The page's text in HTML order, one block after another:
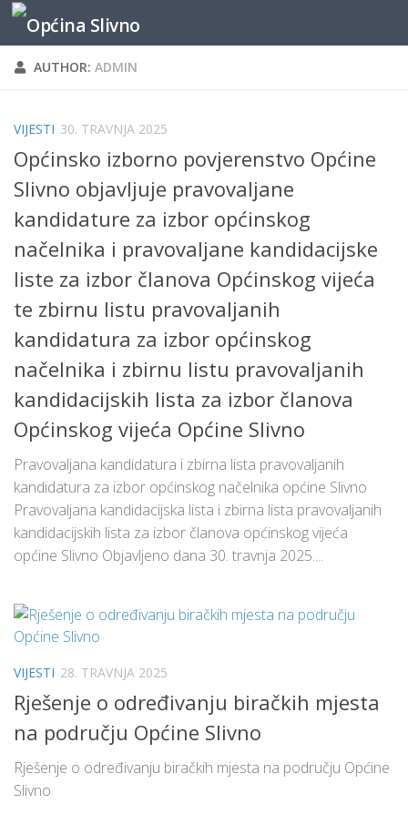
content
Skip to content
AUTHOR: ADMIN
VIJESTI 30. TRAVNJA 2025
Općinsko izborno povjerenstvo Općine
Slivno objavljuje pravovaljane
kandidature za izbor općinskog
načelnika i pravovaljane kandidacijske
liste za izbor članova Općinskog vijeća
te zbirnu listu pravovaljanih
kandidatura za izbor općinskog
načelnika i zbirnu listu pravovaljanih
kandidacijskih lista za izbor članova
Općinskog vijeća Općine Slivno
Pravovaljana kandidatura i zbirna lista pravovaljanih
kandidatura za izbor općinskog načelnika općine Slivno
Pravovaljana kandidacijska lista i zbirna lista pravovaljanih
kandidacijskih lista za izbor članova općinskog vijeća
općine Slivno Objavljeno dana 30. travnja 2025....
VIJESTI 28. TRAVNJA 2025
Rješenje o određivanju biračkih mjesta
na području Općine Slivno
Rješenje o određivanju biračkih mjesta na području Općine
Slivno